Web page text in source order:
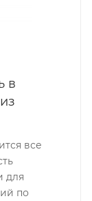
в
все
для
по